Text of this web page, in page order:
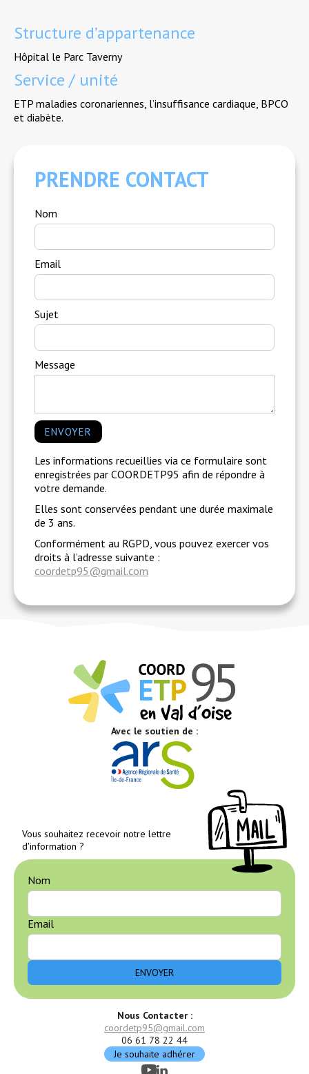
Structure d’appartenance
Hôpital le Parc Taverny
Service / unité
ETP maladies coronariennes, l’insuffisance cardiaque, BPCO
et diabète.
PRENDRE CONTACT
Nom
Email
Sujet
Message
Les informations recueillies via ce formulaire sont
enregistrées par COORDETP95 afin de répondre à
votre demande.
Elles sont conservées pendant une durée maximale
de 3 ans.
Conformément au RGPD, vous pouvez exercer vos
droits à l’adresse suivante :
coordetp95@gmail.com
Avec le soutien de :
Nous Contacter :
coordetp95@gmail.com
06 61 78 22 44
Je souhaite adhérer
Vous souhaitez recevoir notre lettre
d'information ?
Nom
Email